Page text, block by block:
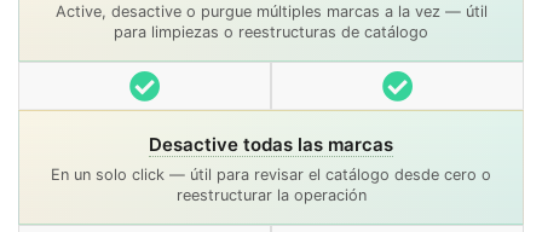
Active, desactive o purgue múltiples marcas a la vez — útil
para limpiezas o reestructuras de catálogo
Incluido Incluido
Desactive todas las marcas
En un solo click — útil para revisar el catálogo desde cero o
reestructurar la operación